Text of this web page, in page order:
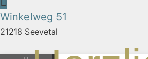
Winkelweg 51
21218 Seevetal